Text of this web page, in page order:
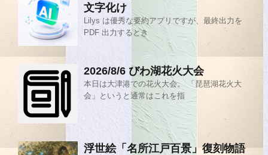
文字化け
Lilys は優秀な要約アプリですが、最終出力を
PDF 出力するとき
2026/8/6 びわ湖花火大会
本日は大津港での花火大会。 「琵琶湖花火大
会」というと通常はこれを指
浮世絵「名所江戸百景」復刻物語